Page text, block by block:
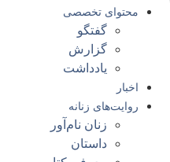
محتوای‌ تخصصی
گفتگو
گزارش
یادداشت
اخبار
روایت‌های زنانه
زنان نام‌آور
داستان